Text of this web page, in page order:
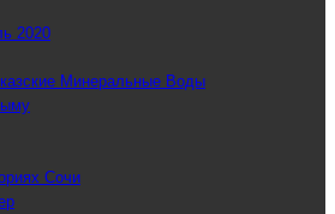
2020
Минеральные Воды
Сочи